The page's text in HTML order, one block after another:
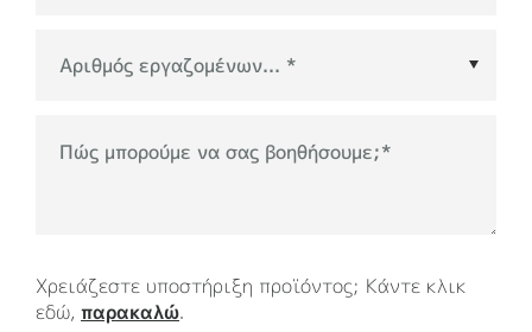
Συνεργάτης πλατφόρμας τηλεδιασκέψεων ή
οικοσυστήματος
Πώς μπορούμε να σας βοηθήσουμε;*
Χρειάζεστε υποστήριξη προϊόντος; Κάντε κλικ
εδώ, παρακαλώ.